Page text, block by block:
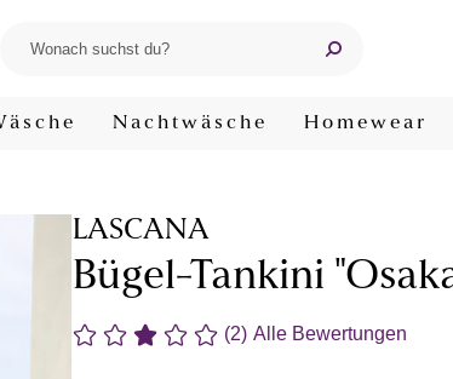
Nachtwäsche Homewear
LASCANA
Bügel-Tankini
(2) Alle Bewertungen